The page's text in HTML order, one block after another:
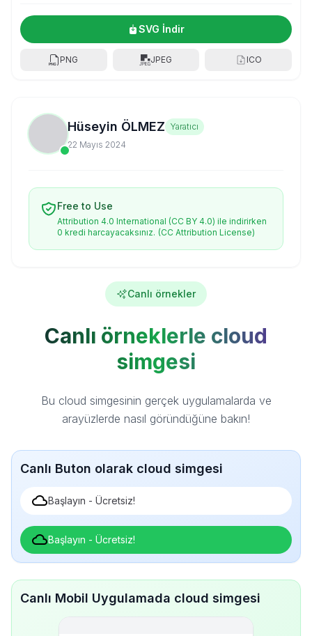
SVG İndir
PNG JPEG ICO
Hüseyin ÖLMEZ Yaratıcı
22 Mayıs 2024
Free to Use
Attribution 4.0 International (CC BY 4.0) ile indirirken
0 kredi harcayacaksınız. (CC Attribution License)
Canlı örnekler
Canlı örneklerle cloud
simgesi
Bu cloud simgesinin gerçek uygulamalarda ve
arayüzlerde nasıl göründüğüne bakın!
Canlı Buton olarak cloud simgesi
Başlayın - Ücretsiz!
Başlayın - Ücretsiz!
Canlı Mobil Uygulamada cloud simgesi